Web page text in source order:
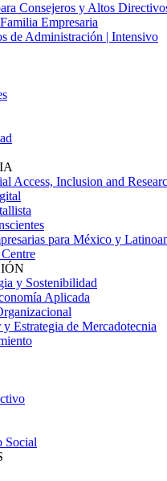
Consejeros y Altos
Empresaria
de Administración | Intensivo
Access, Inclusion and
para México y
y Sostenibilidad
Aplicada
Estrategia de Mercadotecnia
Social